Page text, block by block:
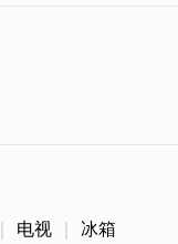
电视 冰箱